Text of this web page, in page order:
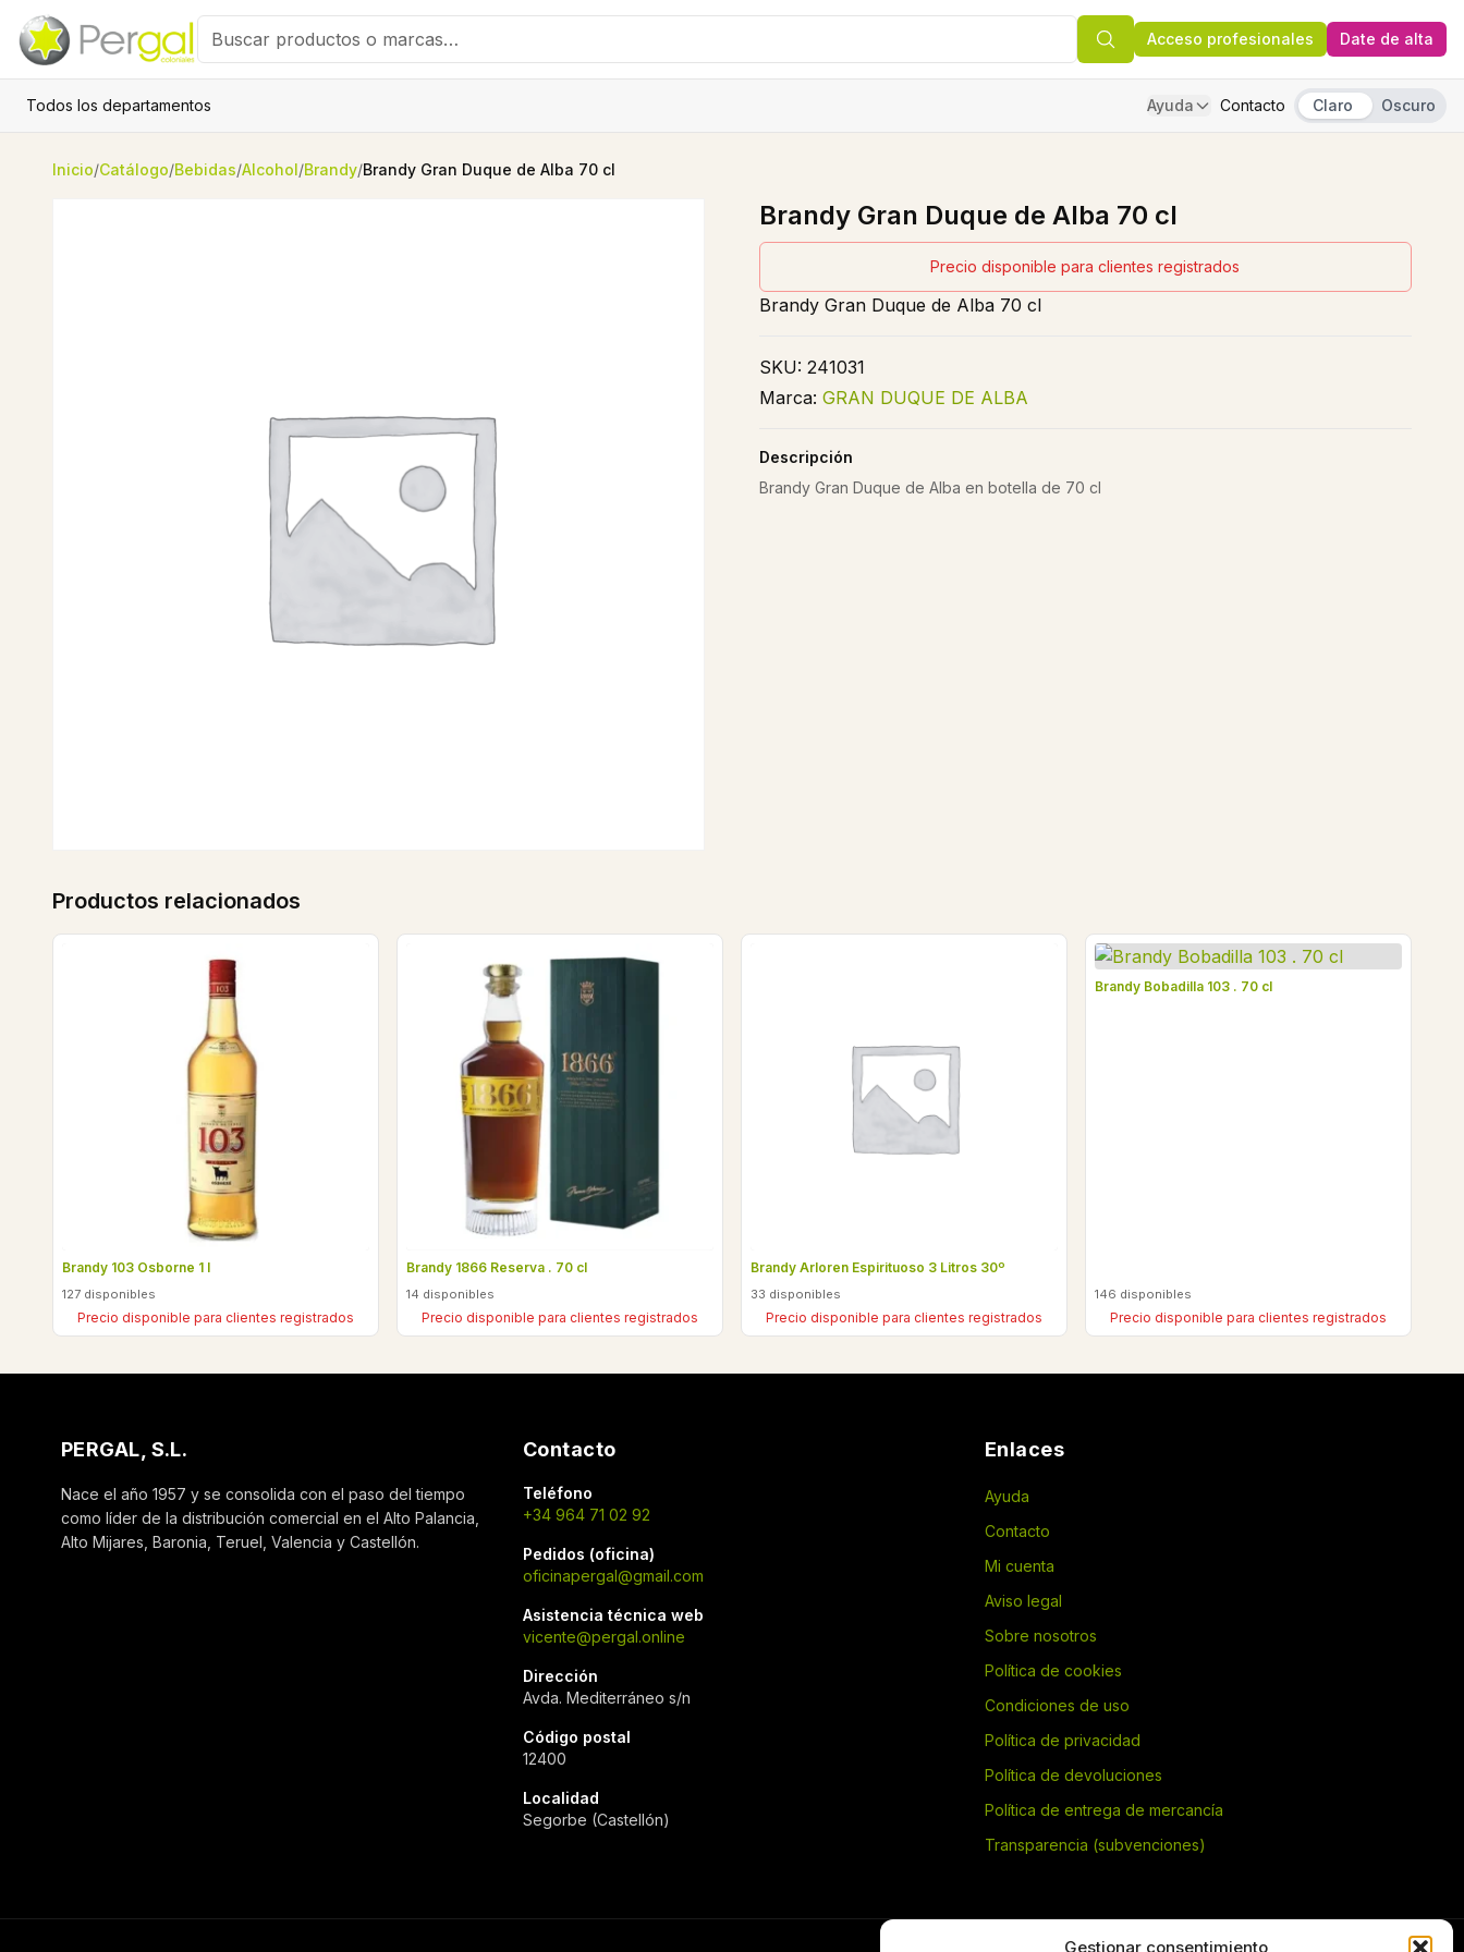
Gestionar consentimiento
Acceso profesionales Date de alta
Todos los departamentos Ayuda Contacto Claro Oscuro
Inicio/Catálogo/Bebidas/Alcohol/Brandy/Brandy Gran Duque de Alba 70 cl
Brandy Gran Duque de Alba 70 cl
Precio disponible para clientes registrados
Brandy Gran Duque de Alba 70 cl
SKU: 241031
Marca: GRAN DUQUE DE ALBA
Descripción
Brandy Gran Duque de Alba en botella de 70 cl
Productos relacionados
Brandy 103 Osborne 1 l
127 disponibles
Precio disponible para clientes registrados
Brandy 1866 Reserva . 70 cl
14 disponibles
Precio disponible para clientes registrados
Brandy Arloren Espirituoso 3 Litros 30º
33 disponibles
Precio disponible para clientes registrados
Brandy Bobadilla 103 . 70 cl
146 disponibles
Precio disponible para clientes registrados
PERGAL, S.L.
Nace el año 1957 y se consolida con el paso del tiempo
como líder de la distribución comercial en el Alto Palancia,
Alto Mijares, Baronia, Teruel, Valencia y Castellón.
Contacto
Teléfono
+34 964 71 02 92
Pedidos (oficina)
oficinapergal@gmail.com
Asistencia técnica web
vicente@pergal.online
Dirección
Avda. Mediterráneo s/n
Código postal
12400
Localidad
Segorbe (Castellón)
Enlaces
Ayuda
Contacto
Mi cuenta
Aviso legal
Sobre nosotros
Política de cookies
Condiciones de uso
Política de privacidad
Política de devoluciones
Política de entrega de mercancía
Transparencia (subvenciones)